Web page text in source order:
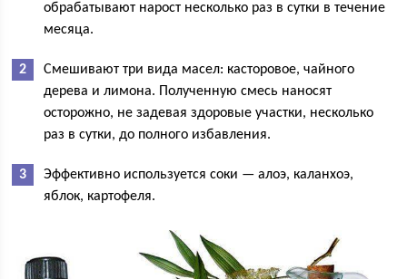
обрабатывают нарост несколько раз в сутки в течение
месяца.
Смешивают три вида масел: касторовое, чайного
дерева и лимона. Полученную смесь наносят
осторожно, не задевая здоровые участки, несколько
раз в сутки, до полного избавления.
Эффективно используется соки — алоэ, каланхоэ,
яблок, картофеля.